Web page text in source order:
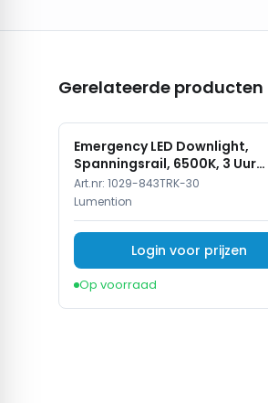
Gerelateerde producten
Emergency LED Downlight,
Spanningsrail, 6500K, 3 Uur
Noodverlichting, Zwart
Art.nr: 1029-843TRK-30
Lumention
Login voor prijzen
Op voorraad